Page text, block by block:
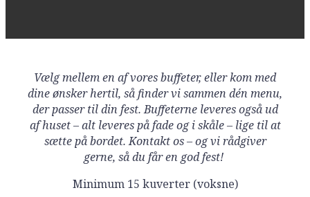
BUFFETFORSLAG
Vælg mellem en af vores buffeter, eller kom med
dine ønsker hertil, så finder vi sammen dén menu,
der passer til din fest. Buffeterne leveres også ud
af huset – alt leveres på fade og i skåle – lige til at
sætte på bordet. Kontakt os – og vi rådgiver
gerne, så du får en god fest!
Minimum 15 kuverter (voksne)